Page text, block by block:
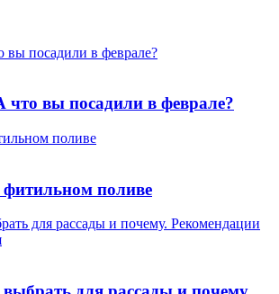
вы посадили в феврале?
что вы посадили в феврале?
поливе
поливе
для рассады и почему. Рекомендации